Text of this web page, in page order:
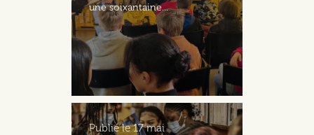
une soixantaine...
Publié le17 mai